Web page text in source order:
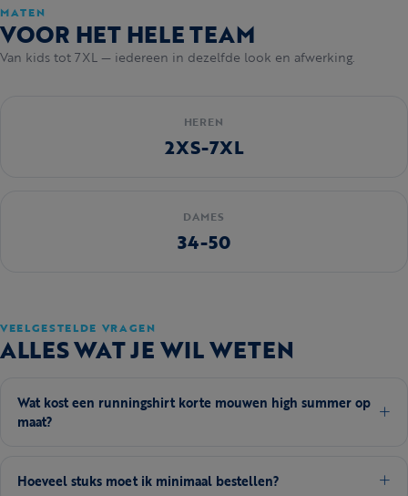
MATEN
VOOR HET HELE TEAM
Van kids tot 7XL — iedereen in dezelfde look en afwerking.
HEREN
2XS-7XL
DAMES
34-50
VEELGESTELDE VRAGEN
ALLES WAT JE WIL WETEN
Wat kost een runningshirt korte mouwen high summer op
maat?
Hoeveel stuks moet ik minimaal bestellen?